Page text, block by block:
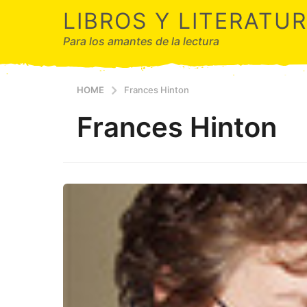
LIBROS Y
Para los amantes de la lectura
HOME Frances Hinton
Frances Hinton